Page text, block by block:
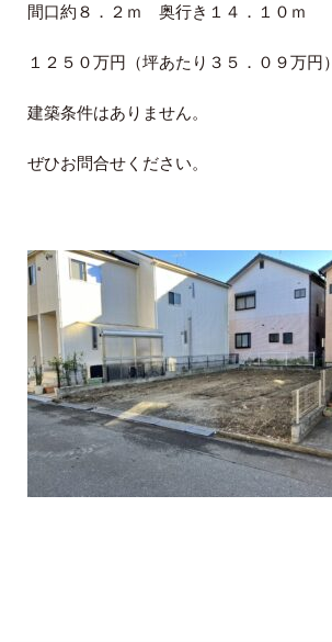
間口約８．２ｍ 奥行き１４．１０ｍ
１２５０万円（坪あたり３５．０９万円）
建築条件はありません。
ぜひお問合せください。